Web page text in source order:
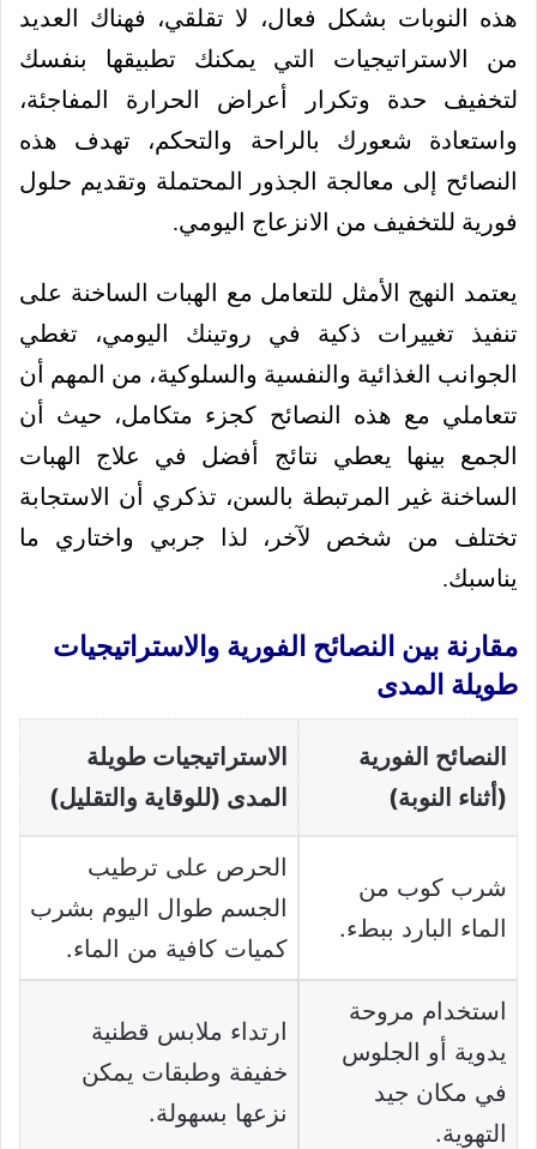
هذه النوبات بشكل فعال، لا تقلقي، فهناك العديد
من الاستراتيجيات التي يمكنك تطبيقها بنفسك
لتخفيف حدة وتكرار أعراض الحرارة المفاجئة،
واستعادة شعورك بالراحة والتحكم، تهدف هذه
النصائح إلى معالجة الجذور المحتملة وتقديم حلول
فورية للتخفيف من الانزعاج اليومي.
يعتمد النهج الأمثل للتعامل مع الهبات الساخنة على
تنفيذ تغييرات ذكية في روتينك اليومي، تغطي
الجوانب الغذائية والنفسية والسلوكية، من المهم أن
تتعاملي مع هذه النصائح كجزء متكامل، حيث أن
الجمع بينها يعطي نتائج أفضل في علاج الهبات
الساخنة غير المرتبطة بالسن، تذكري أن الاستجابة
تختلف من شخص لآخر، لذا جربي واختاري ما
يناسبك.
مقارنة بين النصائح الفورية والاستراتيجيات
طويلة المدى
النصائح الفورية
(أثناء النوبة)
الاستراتيجيات طويلة
المدى (للوقاية والتقليل)
شرب كوب من
الماء البارد ببطء.
الحرص على ترطيب
الجسم طوال اليوم بشرب
كميات كافية من الماء.
استخدام مروحة
يدوية أو الجلوس
في مكان جيد
التهوية.
ارتداء ملابس قطنية
خفيفة وطبقات يمكن
نزعها بسهولة.